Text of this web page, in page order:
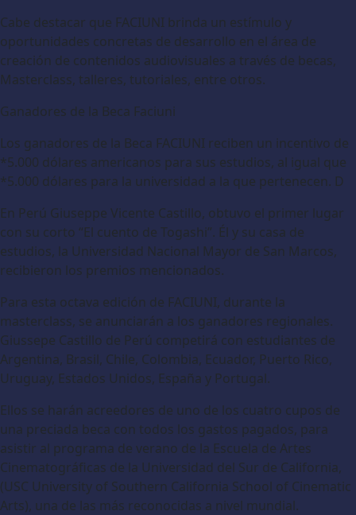
Cabe destacar que FACIUNI brinda un estímulo y
oportunidades concretas de desarrollo en el área de
creación de contenidos audiovisuales a través de becas,
Masterclass, talleres, tutoriales, entre otros.
Ganadores de la Beca Faciuni
Los ganadores de la Beca FACIUNI reciben un incentivo de
*5.000 dólares americanos para sus estudios, al igual que
*5.000 dólares para la universidad a la que pertenecen. D
En Perú Giuseppe Vicente Castillo, obtuvo el primer lugar
con su corto “El cuento de Togashi”. Él y su casa de
estudios, la Universidad Nacional Mayor de San Marcos,
recibieron los premios mencionados.
Para esta octava edición de FACIUNI, durante la
masterclass, se anunciarán a los ganadores regionales.
Giussepe Castillo de Perú competirá con estudiantes de
Argentina, Brasil, Chile, Colombia, Ecuador, Puerto Rico,
Uruguay, Estados Unidos, España y Portugal.
Ellos se harán acreedores de uno de los cuatro cupos de
una preciada beca con todos los gastos pagados, para
asistir al programa de verano de la Escuela de Artes
Cinematográficas de la Universidad del Sur de California,
(USC University of Southern California School of Cinematic
Arts), una de las más reconocidas a nivel mundial.